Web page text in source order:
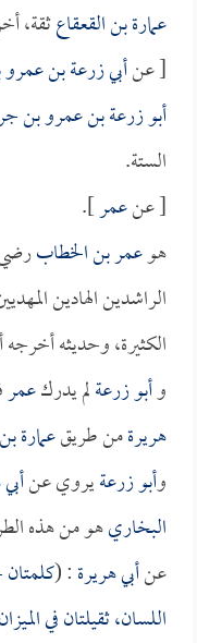
عمارة بن القعقاعثقة،
[ عنأبي زرعة بن
أبو زرعة بن عمرو بن
الستة.
[ عنعمر].
هوعمر بن الخطابرضي
الراشدين الهادين
الكثيرة، وحديثه
وأبو زرعةلم يدركعمر
هريرةمن طريقعمارة
وأبو زرعةيروي عن
البخاريهو من هذه
عنأبي هريرة: (كلمتان
اللسان، ثقيلتان في